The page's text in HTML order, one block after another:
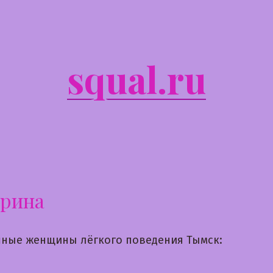
squal.ru
женщины лёгкого поведения Тымск: